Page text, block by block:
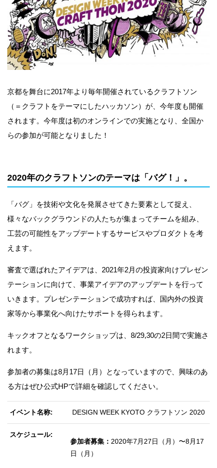
京都を舞台に2017年より毎年開催されているクラフトソン
（＝クラフトをテーマにしたハッカソン）が、今年度も開催
されます。今年度は初のオンラインでの実施となり、全国か
らの参加が可能となりました！
2020年のクラフトソンのテーマは「バグ！」。
「バグ」を技術や文化を発展させてきた要素として捉え、
様々なバックグラウンドの人たちが集まってチームを組み、
工芸の可能性をアップデートするサービスやプロダクトを考
えます。
審査で選ばれたアイデアは、2021年2月の投資家向けプレゼン
テーションに向けて、事業アイデアのアップデートを行って
いきます。プレゼンテーションで成功すれば、国内外の投資
家等から事業化へ向けたサポートを得られます。
キックオフとなるワークショップは、8/29,30の2日間で実施さ
れます。
参加者の募集は8月17日（月）となっていますので、興味のあ
る方はぜひ公式HPで詳細を確認してください。
イベント名称 DESIGN WEEK KYOTO クラフトソン 2020
スケジュール
参加者募集： 2020年7月27日（月）〜8月17
日（月）